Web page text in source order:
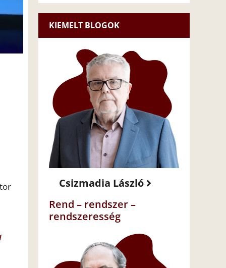
KIEMELT BLOGOK
Csizmadia László
Rend – rendszer –
rendszeresség